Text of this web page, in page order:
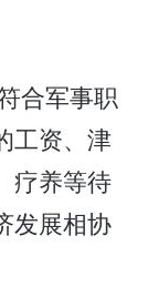
合军事职
工资、津
疗养等待
发展相协